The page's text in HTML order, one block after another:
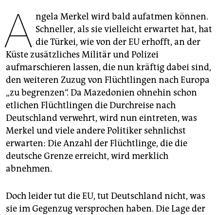
abo
genossenschaft
epaper login
A ngela Merkel wird bald aufatmen können.
Schneller, als sie vielleicht erwartet hat, hat
die Türkei, wie von der EU erhofft, an der
Küste zusätzliches Militär und Polizei
aufmarschieren lassen, die nun kräftig dabei sind,
den weiteren Zuzug von Flüchtlingen nach Europa
„zu begrenzen“. Da Mazedonien ohnehin schon
etlichen Flüchtlingen die Durchreise nach
Deutschland verwehrt, wird nun eintreten, was
Merkel und viele andere Politiker sehnlichst
erwarten: Die Anzahl der Flüchtlinge, die die
deutsche Grenze erreicht, wird merklich
abnehmen.
Doch leider tut die EU, tut Deutschland nicht, was
sie im Gegenzug versprochen haben. Die Lage der